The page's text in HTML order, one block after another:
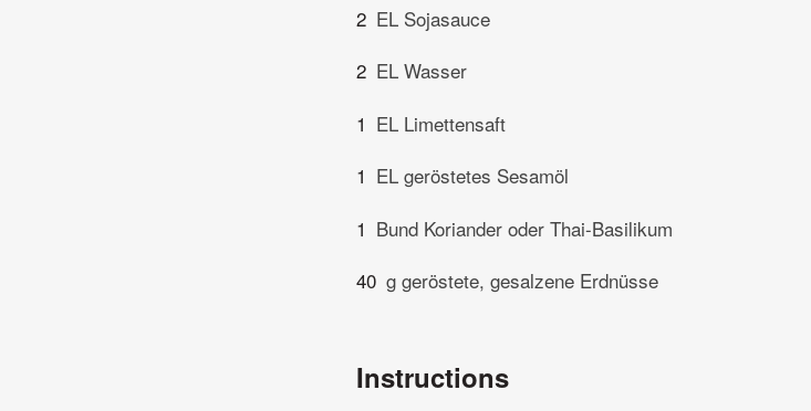
2 EL Sojasauce
2 EL Wasser
1 EL Limettensaft
1 EL geröstetes Sesamöl
1 Bund Koriander oder Thai-Basilikum
40 g geröstete, gesalzene Erdnüsse
Instructions